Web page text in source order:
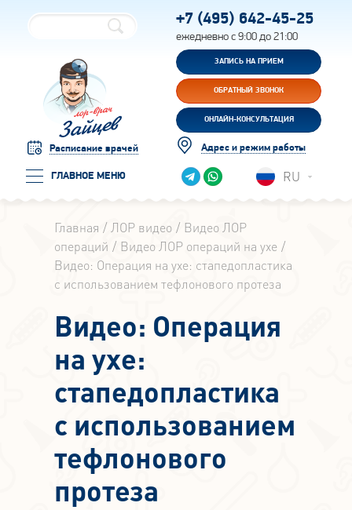
Расписание врачей
ГЛАВНОЕ МЕНЮ
+7 (495) 642-45-25
ежедневно с 9:00 до 21:00
ЗАПИСЬ НА ПРИЕМ
ОБРАТНЫЙ ЗВОНОК
ОНЛАЙН-КОНСУЛЬТАЦИЯ
Адрес и режим работы
RU
Главная ЛОР видео
Видео ЛОР
операций
Видео ЛОР операций на ухе
Видео: Операция на ухе: стапедопластика
с использованием тефлонового протеза
Видео: Операция
на ухе:
стапедопластика
с использованием
тефлонового
протеза